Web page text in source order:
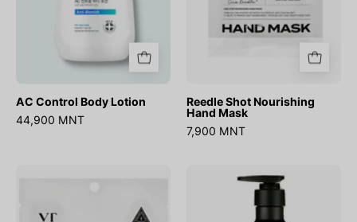
AC Control Body Lotion
44,900 MNT
Reedle Shot Nourishing
Hand Mask
7,900 MNT
Hotel
Therapy
Body